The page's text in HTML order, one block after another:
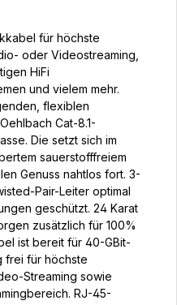
für höchste
oder Videostreaming,
HiFi
und vielem mehr.
flexiblen
Cat-8.1-
Die setzt sich im
sauerstofffreiem
Genuss nahtlos fort. 3-
Pair-Leiter optimal
geschützt. 24 Karat
zusätzlich für 100%
ist bereit für 40-GBit-
frei für höchste
Streaming sowie
RJ-45-